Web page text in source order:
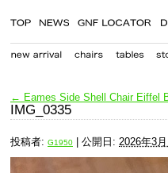
← Eames Side Shell Chair Eiffel
IMG_0335
投稿者: G1950 公開日: 2026年3月